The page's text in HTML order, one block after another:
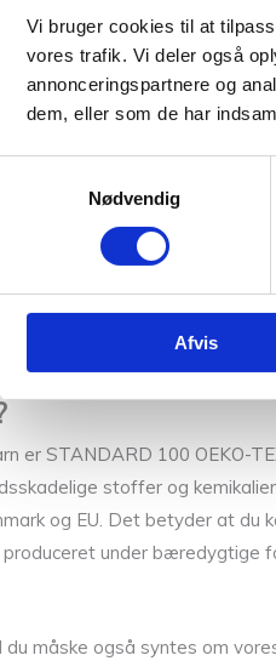
Vi bruger cookies til at
vores trafik. Vi deler også
annonceringspartnere og
dem, eller som de har
Nødvendig
Afvis
(fingervarmt) vand. Herved
et hurtigere farvetab.
bomuldsgarn?
har vi et stort udvalg
fysiske butik.
bomuldsgarn?
der også et stort udvalg af
hvor vi snart tilføjer en
er STANDARD 100
stoffer og
og EU. Det betyder at
under bæredygtige
måske også syntes om